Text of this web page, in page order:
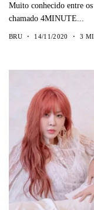
Muito conhecido entre
chamado 4MINUTE...
BRU 14/11/2020 3